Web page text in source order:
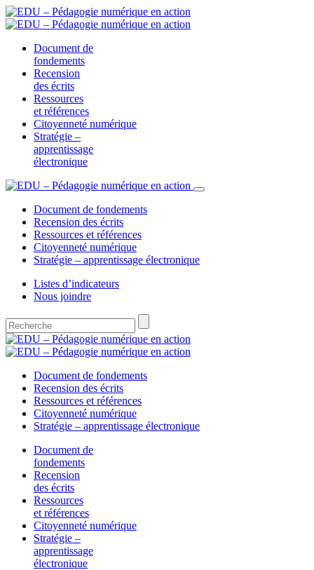
Document de
fondements
Recension
des écrits
Ressources
et références
Citoyenneté numérique
Stratégie –
apprentissage
électronique
Document de fondements
Recension des écrits
Ressources et références
Citoyenneté numérique
Stratégie – apprentissage électronique
Listes d’indicateurs
Nous joindre
Document de fondements
Recension des écrits
Ressources et références
Citoyenneté numérique
Stratégie – apprentissage électronique
Document de
fondements
Recension
des écrits
Ressources
et références
Citoyenneté numérique
Stratégie –
apprentissage
électronique